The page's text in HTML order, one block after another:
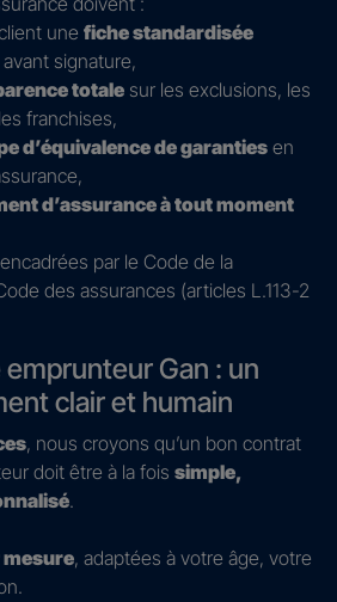
une fiche standardisée
avant signature,
totale sur les exclusions, les
franchises,
d’équivalence de garanties en
d’assurance à tout moment
par le Code de la
des assurances (articles L.113-2
emprunteur Gan : un
clair et humain
, nous croyons qu’un bon contrat
doit être à la fois simple,
.
, adaptées à votre âge, votre